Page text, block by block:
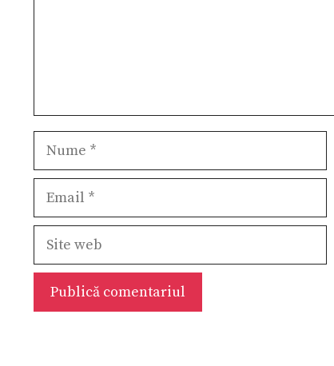
Nume
Email
Site